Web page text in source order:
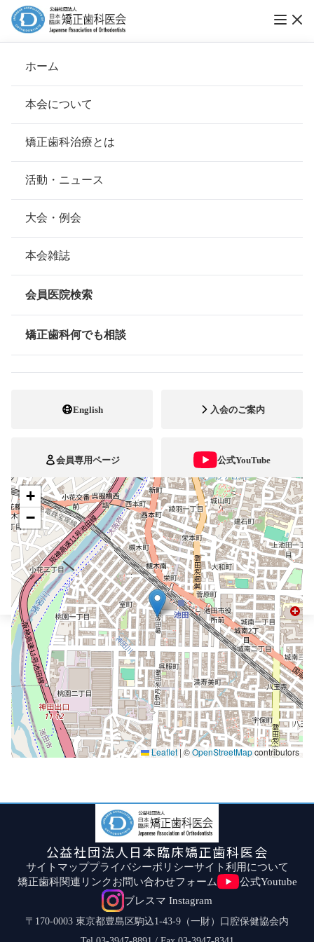
ホーム
本会について
会長挨拶
基本理念
組織について
本会の歴史
情報公開
矯正歯科治療とは
安心して治療を受けていただくための「6つの指針」
安心できる矯正歯科治療契約のための「7つの提言」
矯正歯科治療について
活動・ニュース
大会・例会
本会雑誌
会員医院検索
矯正歯科何でも相談
English 入会のご案内
会員専用ページ 公式YouTube
ブレスマ
ホーム 会員医院検索
山片矯正歯科
所在地
大阪府池田市室町１－１０ふか喜ビ
FAX番号 072-754-1092
+
−
Leaflet | ©OpenStreetMapcontributors
公益社団法人日本臨床矯正歯科医会
サイトマッププライバシーポリシーサイト利用について
矯正歯科関連リンクお問い合わせフォーム
公式Youtube
ブレスマ Instagram
〒170-0003 東京都豊島区駒込1-43-9（一財）口腔保健協会内